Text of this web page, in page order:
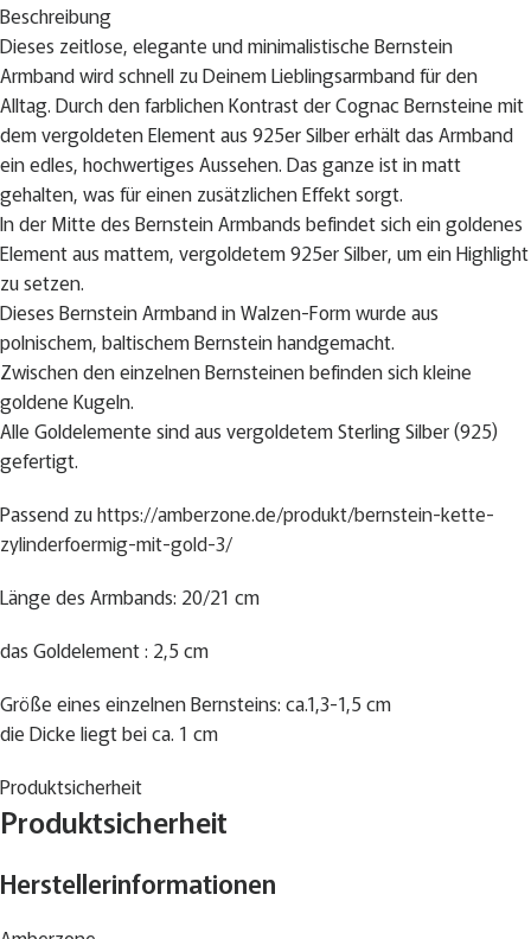
Beschreibung
Dieses zeitlose, elegante und minimalistische Bernstein
Armband wird schnell zu Deinem Lieblingsarmband für den
Alltag. Durch den farblichen Kontrast der Cognac Bernsteine mit
dem vergoldeten Element aus 925er Silber erhält das Armband
ein edles, hochwertiges Aussehen. Das ganze ist in matt
gehalten, was für einen zusätzlichen Effekt sorgt.
In der Mitte des Bernstein Armbands befindet sich ein goldenes
Element aus mattem, vergoldetem 925er Silber, um ein Highlight
zu setzen.
Dieses Bernstein Armband in Walzen-Form wurde aus
polnischem, baltischem Bernstein handgemacht.
Zwischen den einzelnen Bernsteinen befinden sich kleine
goldene Kugeln.
Alle Goldelemente sind aus vergoldetem Sterling Silber (925)
gefertigt.
Passend zuhttps://amberzone.de/produkt/bernstein-kette-
zylinderfoermig-mit-gold-3/
Länge des Armbands: 20/21 cm
das Goldelement : 2,5 cm
Größe eines einzelnen Bernsteins: ca.1,3-1,5 cm
die Dicke liegt bei ca. 1 cm
Produktsicherheit
Produktsicherheit
Herstellerinformationen